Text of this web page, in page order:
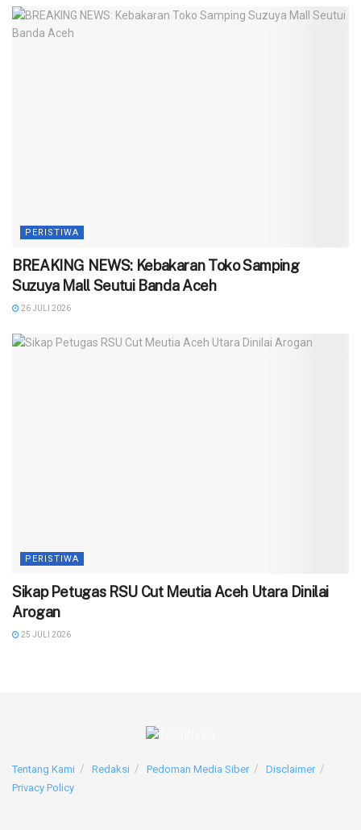
PERISTIWA
BREAKING NEWS: Kebakaran Toko Samping
Suzuya Mall Seutui Banda Aceh
26 JULI 2026
PERISTIWA
‎Sikap Petugas RSU Cut Meutia Aceh Utara Dinilai
Arogan
25 JULI 2026
Tentang Kami Redaksi Pedoman Media Siber
Disclaimer
Privacy Policy